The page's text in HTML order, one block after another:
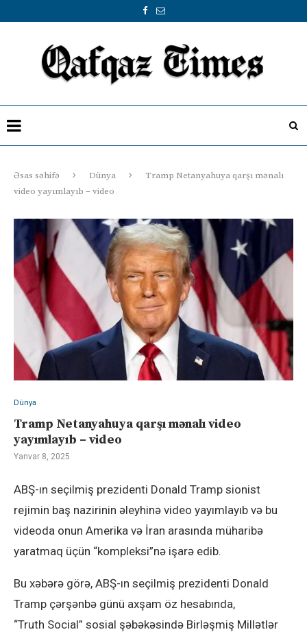
Əsas səhifə Dünya
Tramp Netanyahuya qarşı mənalı
video yayımlayıb – video
Dünya
Tramp Netanyahuya qarşı mənalı video
yayımlayıb – video
Yanvar 8, 2025
ABŞ-ın seçilmiş prezidenti Donald Tramp sionist
rejimin baş nazirinin əleyhinə video yayımlayıb və bu
videoda onun Amerika və İran arasında müharibə
yaratmaq üçün “kompleksi”nə işarə edib.
Bu xəbərə görə, ABŞ-ın seçilmiş prezidenti Donald
Tramp çərşənbə günü axşam öz hesabında,
“Truth Social” sosial şəbəkəsində Birləşmiş Millətlər